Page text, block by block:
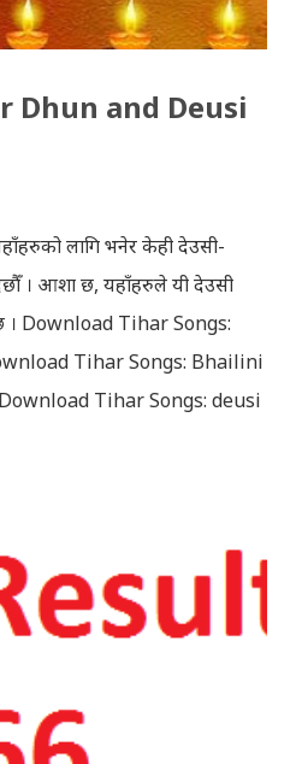
Dhun and Deusi
लागि भनेर केही देउसी-
। आशा छ, यहाँहरुले यी देउसी
। Download Tihar Songs:
Tihar Songs: Bhailini
Tihar Songs: deusi
तिहार धुन(देउसी
गितसंगितहरु व्यावसायिक
गर्दछौँ । इन्टरनेटमा भेटिएका
सर्जक हुनुहुन्छ र गित संगित यहाँबाट
। फेरी एकपटक शुभ दिपावलीको